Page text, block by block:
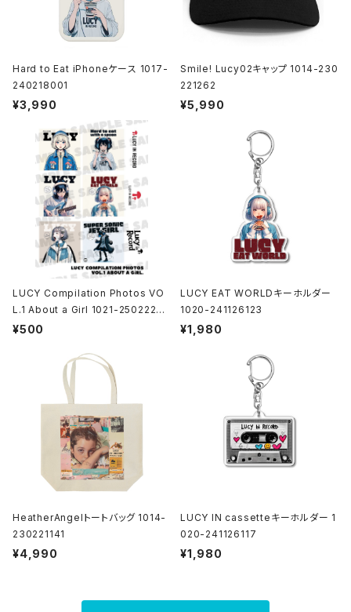
Hard to Eat iPhoneケース 1017-
240218001
¥3,990
Smile! Lucy02キャップ 1014-230
221262
¥5,990
LUCY Compilation Photos VO
L.1 About a Girl 1021-25022200
1
¥500
LUCY EAT WORLDキーホルダー
1020-241126123
¥1,980
HeatherAngelトートバッグ 1014-
230221141
¥4,990
LUCY IN cassetteキーホルダー 1
020-241126117
¥1,980